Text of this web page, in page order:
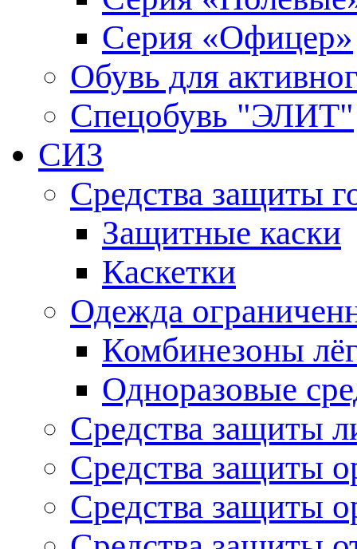
Серия «Офицер»
Обувь для
Спецобувь "ЭЛИТ"
СИЗ
Средства защиты
Защитные каски
Каскетки
Одежда
Комбинезоны
Одноразовые
Средства защиты
Средства защиты
Средства защиты